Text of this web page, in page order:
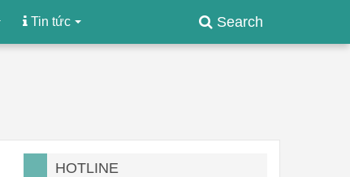
Search
Tin tức
HOTLINE